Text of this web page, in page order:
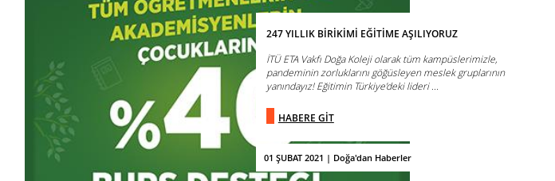
01 ŞUBAT 2021 | Doğa'dan Haberler
247 YILLIK BİRİKİMİ EĞİTİME AŞILIYORUZ
İTÜ ETA Vakfı Doğa Koleji olarak tüm kampüslerimizle,
pandeminin zorluklarını göğüsleyen meslek gruplarının
yanındayız! Eğitimin Türkiye’deki lideri ...
HABERE GİT